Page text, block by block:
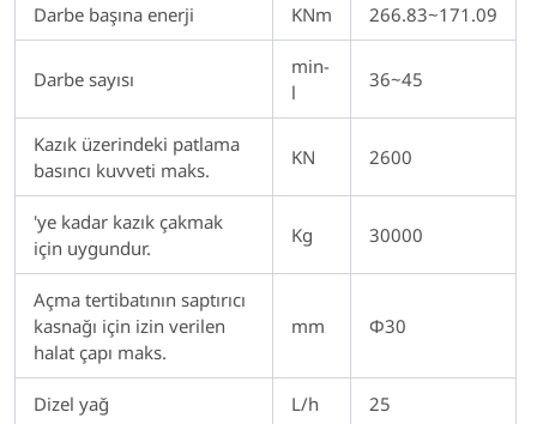
Darbe başına enerji KNm 266.83~171.09
Darbe sayısı
min-
l
36~45
Kazık üzerindeki patlama
basıncı kuvveti maks.
KN 2600
'ye kadar kazık çakmak
için uygundur.
Kg 30000
Açma tertibatının saptırıcı
kasnağı için izin verilen
halat çapı maks.
mm Φ30
Dizel yağ L/h 25